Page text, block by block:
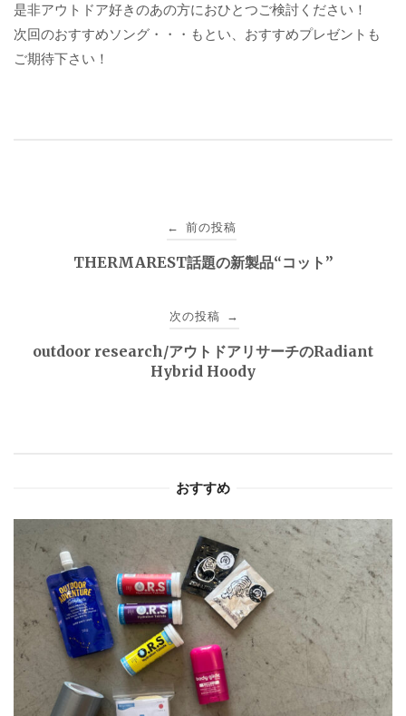
是非アウトドア好きのあの方におひとつご検討ください！
次回のおすすめソング・・・もとい、おすすめプレゼントも
ご期待下さい！
ン
← 前の投稿
THERMAREST話題の新製品“コット”
次の投稿 →
outdoor research/アウトドアリサーチのRadiant
Hybrid Hoody
おすすめ